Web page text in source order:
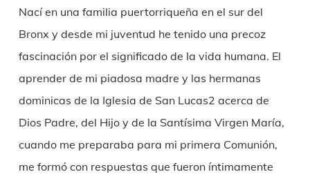
Nací en una familia puertorriqueña en el sur del
Bronx y desde mi juventud he tenido una precoz
fascinación por el significado de la vida humana. El
aprender de mi piadosa madre y las hermanas
dominicas de la Iglesia de San Lucas2 acerca de
Dios Padre, del Hijo y de la Santísima Virgen María,
cuando me preparaba para mi primera Comunión,
me formó con respuestas que fueron íntimamente